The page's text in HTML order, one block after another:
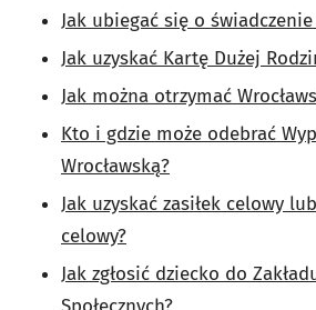
Jak ubiegać się o świadczenie
Jak uzyskać Kartę Dużej
Jak można otrzymać
Kto i gdzie może odebrać
Wrocławską?
Jak uzyskać zasiłek celowy
celowy?
Jak zgłosić dziecko do